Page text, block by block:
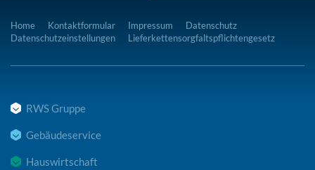
Home Kontaktformular Impressum
Datenschutz
Datenschutzeinstellungen
Lieferkettensorgfaltspflichtengesetz
RWS Gruppe
Gebäudeservice
Hauswirtschaft